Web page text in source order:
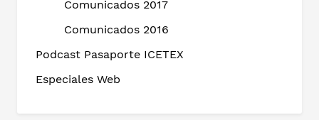
Comunicados 2017
Comunicados 2016
Podcast Pasaporte ICETEX
Especiales Web